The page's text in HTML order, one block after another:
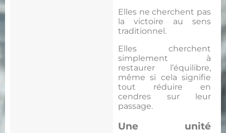
Elles ne cherchent pas
la victoire au sens
traditionnel.
Elles cherchent
simplement à
restaurer l’équilibre,
même si cela signifie
tout réduire en
cendres sur leur
passage.
Une unité